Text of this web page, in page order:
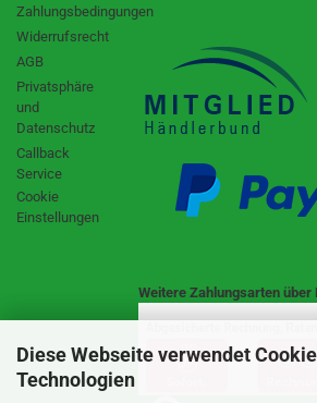
Diese Webseite verwendet
Technologien
Zahlungsbedingungen
Widerrufsrecht
AGB
Privatsphäre
und
Datenschutz
Callback
Service
Cookie
Einstellungen
Weitere Zahlungsarten über